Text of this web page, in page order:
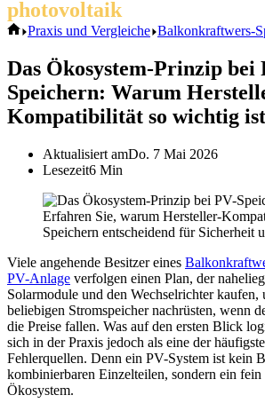
photovoltaik
Start
Praxis und Vergleiche Balkonkraftwers-
Das Ökosystem-Prinzip bei
Speichern: Warum
Kompatibilität so wichtig ist
Aktualisiert amDo. 7 Mai 2026
Lesezeit6 Min
Erfahren Sie, warum Hersteller-
Speichern entscheidend für Sicherheit
Viele angehende Besitzer eines
PV-Anlage verfolgen einen Plan, der
Solarmodule und den Wechselrichter kaufen,
beliebigen Stromspeicher nachrüsten, wenn
die Preise fallen. Was auf den ersten Blick
sich in der Praxis jedoch als eine der
Fehlerquellen. Denn ein PV-System ist kein
kombinierbaren Einzelteilen, sondern ein fein
Ökosystem.